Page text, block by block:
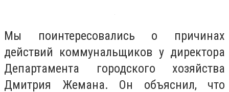
Мы поинтересовались о причинах
действий коммунальщиков у директора
Департамента городского хозяйства
Дмитрия Жемана. Он объяснил, что